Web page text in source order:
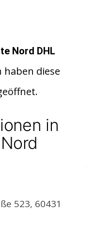
Nord DHL
haben diese
in
523, 60431